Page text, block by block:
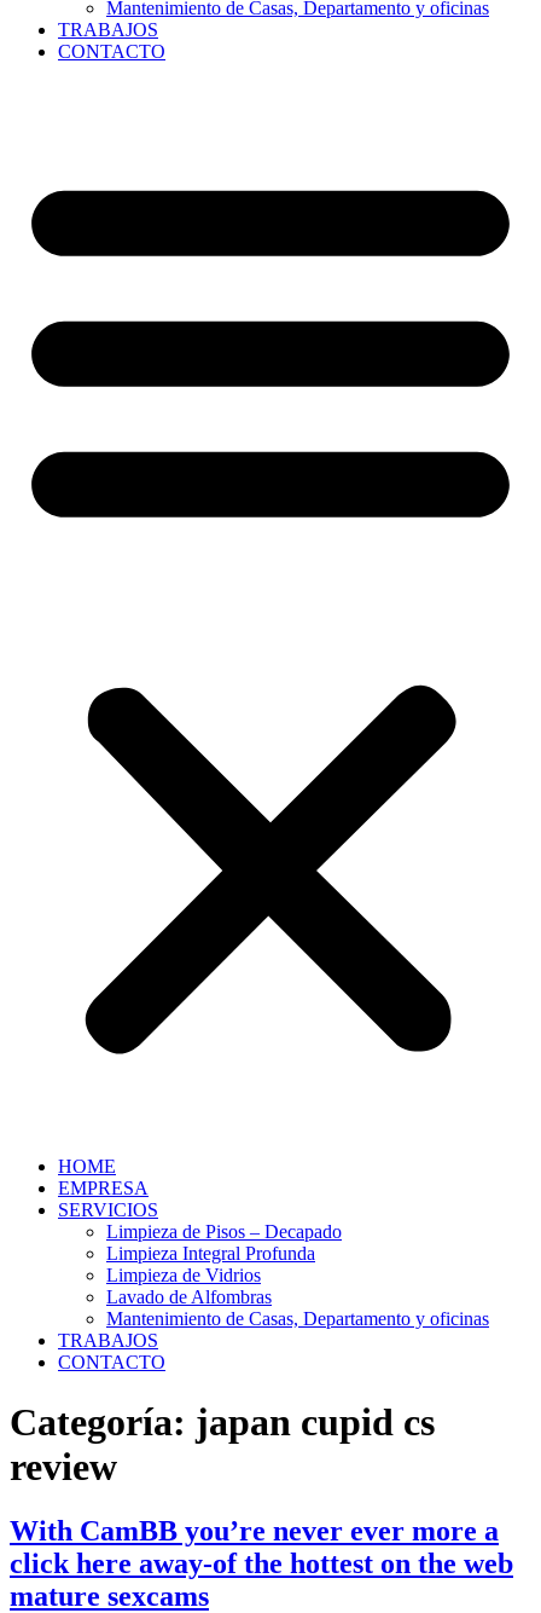
Mantenimiento de Casas, Departamento y oficinas
TRABAJOS
CONTACTO
HOME
EMPRESA
SERVICIOS
Limpieza de Pisos – Decapado
Limpieza Integral Profunda
Limpieza de Vidrios
Lavado de Alfombras
Mantenimiento de Casas, Departamento y oficinas
TRABAJOS
CONTACTO
Categoría: japan cupid cs
review
With CamBB you’re never ever more a
click here away-of the hottest on the web
mature sexcams